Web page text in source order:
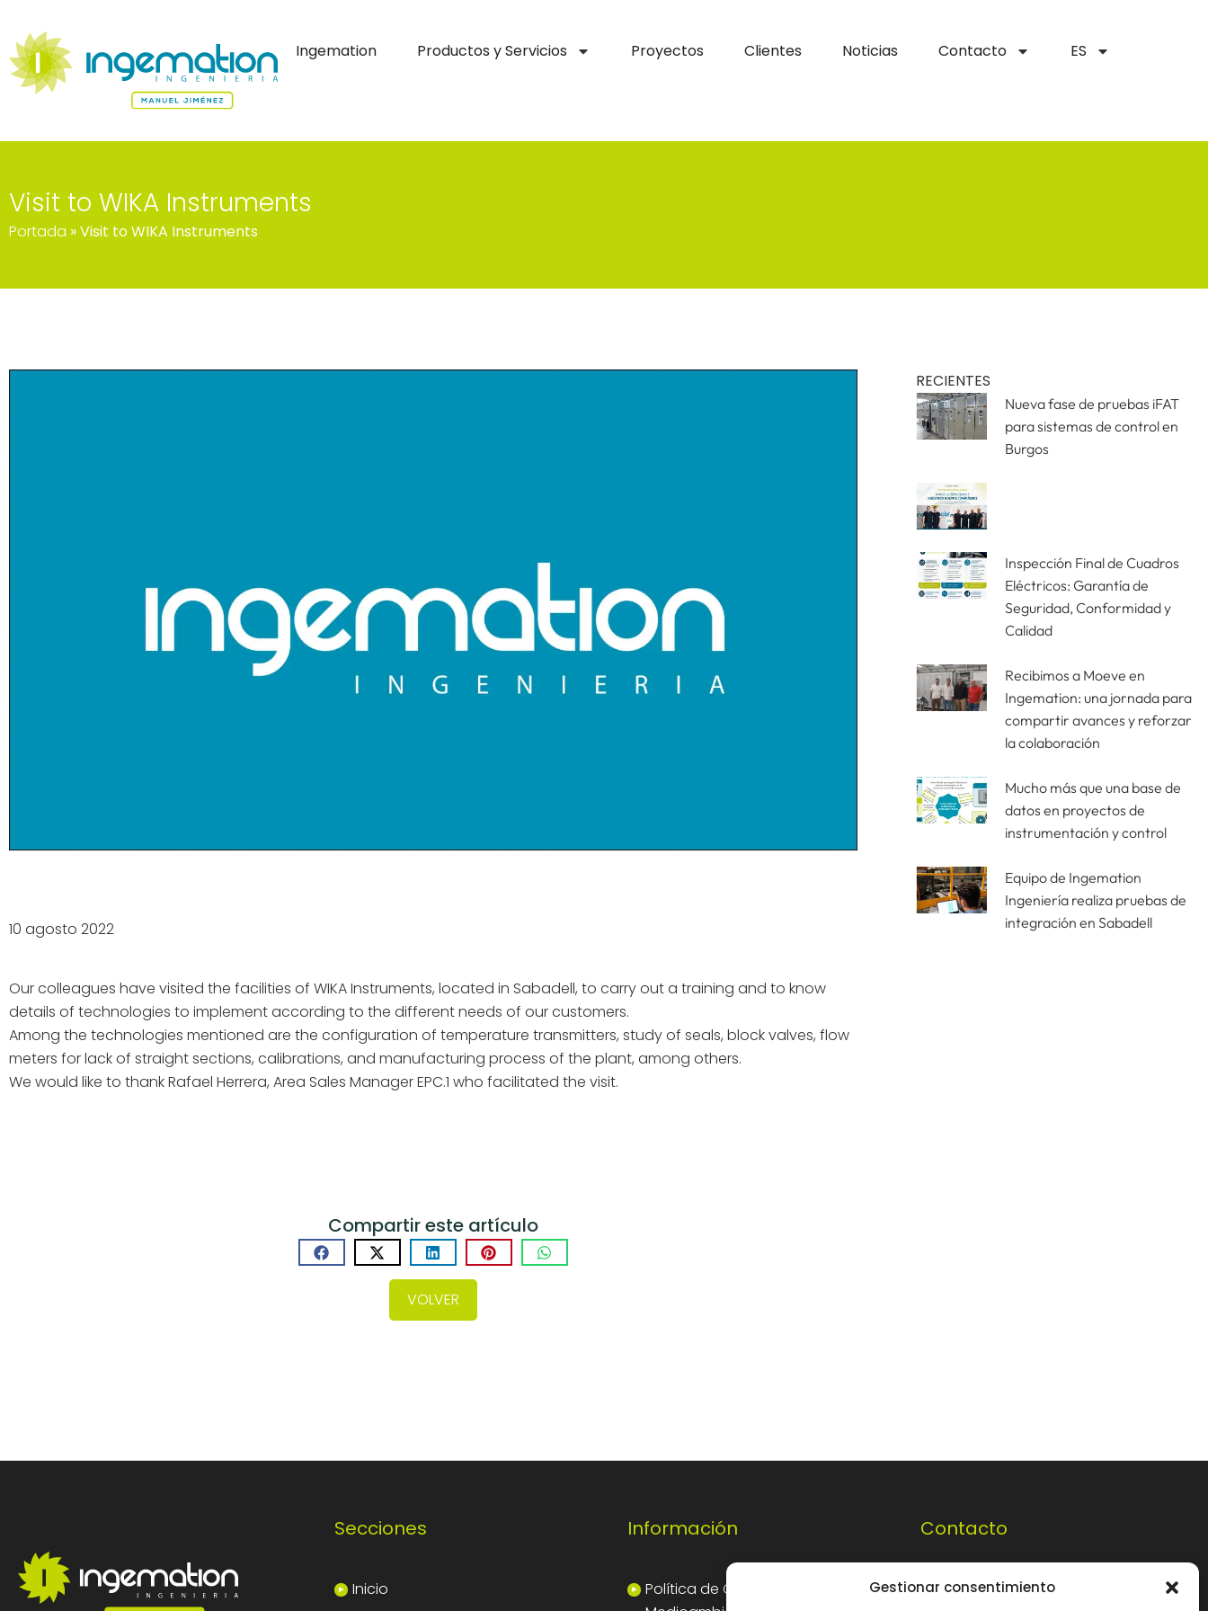
Gestionar consentimiento
Ingemation Productos y Servicios Proyectos Clientes Noticias Contacto ES
Visit to WIKA Instruments
Portada »Visit to WIKA Instruments
10 agosto 2022
Our colleagues have visited the facilities of WIKA Instruments, located in Sabadell, to carry out a training and to know
details of technologies to implement according to the different needs of our customers.
Among the technologies mentioned are the configuration of temperature transmitters, study of seals, block valves, flow
meters for lack of straight sections, calibrations, and manufacturing process of the plant, among others.
We would like to thank Rafael Herrera, Area Sales Manager EPC.1 who facilitated the visit.
Compartir este artículo
VOLVER
RECIENTES
Nueva fase de pruebas iFAT
para sistemas de control en
Burgos
Inspección Final de Cuadros
Eléctricos: Garantía de
Seguridad, Conformidad y
Calidad
Recibimos a Moeve en
Ingemation: una jornada para
compartir avances y reforzar
la colaboración
Mucho más que una base de
datos en proyectos de
instrumentación y control
Equipo de Ingemation
Ingeniería realiza pruebas de
integración en Sabadell
Secciones
Inicio
Información
Política de Calidad y
Contacto
Cádiz: (34) 956 261363